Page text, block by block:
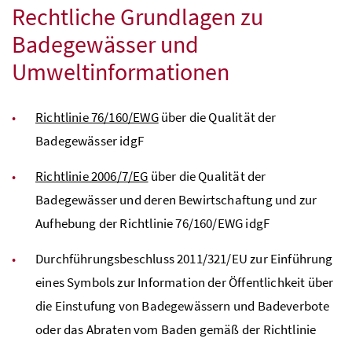
Rechtliche Grundlagen zu
Badegewässer und
Umweltinformationen
Richtlinie 76/160/EWGüber die Qualität der
Badegewässer idgF
Richtlinie 2006/7/EG über die Qualität der
Badegewässer und deren Bewirtschaftung und zur
Aufhebung der Richtlinie 76/160/EWG idgF
Durchführungsbeschluss 2011/321/EU zur Einführung
eines Symbols zur Information der Öffentlichkeit über
die Einstufung von Badegewässern und Badeverbote
oder das Abraten vom Baden gemäß der Richtlinie